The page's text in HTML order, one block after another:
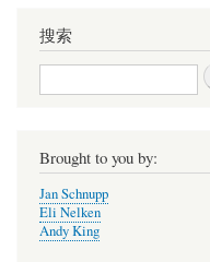
搜索
搜
索
Brought to you by:
Jan Schnupp
Eli Nelken
Andy King